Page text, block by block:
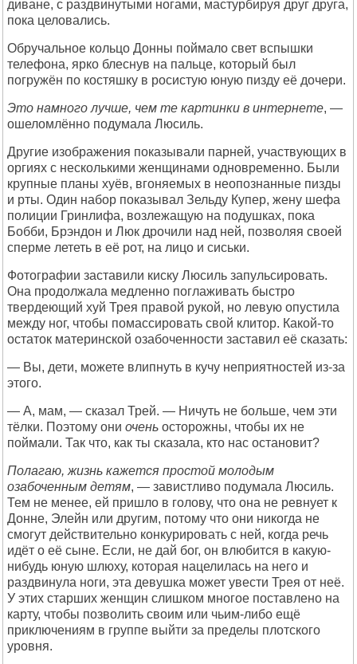
диване, с раздвинутыми ногами, мастурбируя друг друга,
пока целовались.
Обручальное кольцо Донны поймало свет вспышки
телефона, ярко блеснув на пальце, который был
погружён по костяшку в росистую юную пизду её дочери.
Это намного лучше, чем те картинки в интернете, —
ошеломлённо подумала Люсиль.
Другие изображения показывали парней, участвующих в
оргиях с несколькими женщинами одновременно. Были
крупные планы хуёв, вгоняемых в неопознанные пизды
и рты. Один набор показывал Зельду Купер, жену шефа
полиции Гринлифа, возлежащую на подушках, пока
Бобби, Брэндон и Люк дрочили над ней, позволяя своей
сперме лететь в её рот, на лицо и сиськи.
Фотографии заставили киску Люсиль запульсировать.
Она продолжала медленно поглаживать быстро
твердеющий хуй Трея правой рукой, но левую опустила
между ног, чтобы помассировать свой клитор. Какой-то
остаток материнской озабоченности заставил её сказать:
— Вы, дети, можете влипнуть в кучу неприятностей из-за
этого.
— А, мам, — сказал Трей. — Ничуть не больше, чем эти
тёлки. Поэтому они очень осторожны, чтобы их не
поймали. Так что, как ты сказала, кто нас остановит?
Полагаю, жизнь кажется простой молодым
озабоченным детям, — завистливо подумала Люсиль.
Тем не менее, ей пришло в голову, что она не ревнует к
Донне, Элейн или другим, потому что они никогда не
смогут действительно конкурировать с ней, когда речь
идёт о её сыне. Если, не дай бог, он влюбится в какую-
нибудь юную шлюху, которая нацелилась на него и
раздвинула ноги, эта девушка может увести Трея от неё.
У этих старших женщин слишком многое поставлено на
карту, чтобы позволить своим или чьим-либо ещё
приключениям в группе выйти за пределы плотского
уровня.